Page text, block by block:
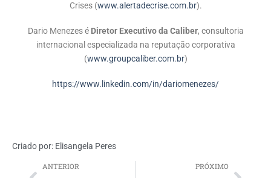
Crises (www.alertadecrise.com.br).
Dario Menezes é Diretor Executivo da Caliber, consultoria
internacional especializada na reputação corporativa
(www.groupcaliber.com.br)
https://www.linkedin.com/in/dariomenezes/
Criado por: Elisangela Peres
ANTERIOR PRÓXIMO